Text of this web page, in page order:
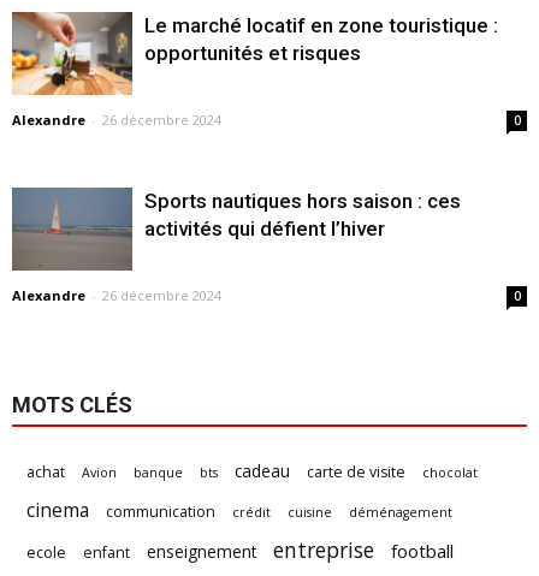
Le marché locatif en zone touristique :
opportunités et risques
Alexandre - 26 décembre 2024 0
Sports nautiques hors saison : ces
activités qui défient l’hiver
Alexandre - 26 décembre 2024 0
MOTS CLÉS
achat Avion banque bts cadeau carte de visite chocolat
cinema communication crédit cuisine déménagement
ecole enfant enseignement entreprise
football